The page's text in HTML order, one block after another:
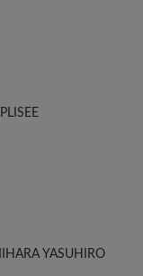
YASUHIRO